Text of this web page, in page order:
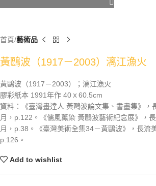
首頁 藝術品
黃鷗波（1917－2003）漓江漁火
黃鷗波（1917－2003）；漓江漁火
膠彩紙本 1991年作 40ｘ60.5cm
資料：《臺灣畫達人 黃鷗波論文集、書畫集》，
月，p.122。《儒風薰染 黃鷗波藝術紀念展》，
月，p.38。《臺灣美術全集34－黃鷗波》，長流
p.126。
Add to wishlist